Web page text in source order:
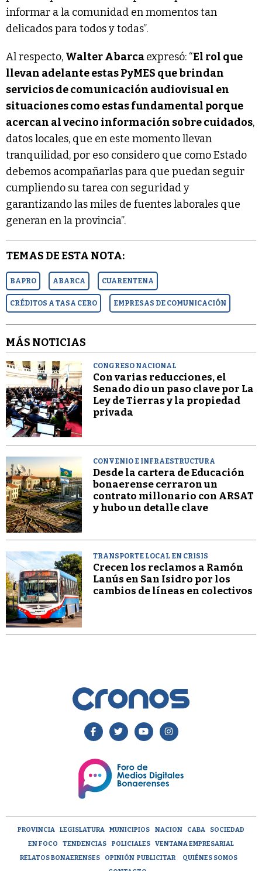
informar a la comunidad en momentos tan
delicados para todos y todas”.
Al respecto, Walter Abarcaexpresó: “El rol que
llevan adelante estas PyMES que brindan
servicios de comunicación audiovisual en
situaciones como estas fundamental porque
acercan al vecino información sobre cuidados,
datos locales, que en este momento llevan
tranquilidad, por eso considero que como Estado
debemos acompañarlas para que puedan seguir
cumpliendo su tarea con seguridad y
garantizando las miles de fuentes laborales que
generan en la provincia”.
TEMAS DE ESTA NOTA:
BAPRO ABARCA CUARENTENA
CRÉDITOS A TASA CERO EMPRESAS DE COMUNICACIÓN
MÁS NOTICIAS
CONGRESO NACIONAL
Con varias reducciones, el
Senado dio un paso clave por La
Ley de Tierras y la propiedad
privada
CONVENIO E INFRAESTRUCTURA
Desde la cartera de Educación
bonaerense cerraron un
contrato millonario con ARSAT
y hubo un detalle clave
TRANSPORTE LOCAL EN CRISIS
Crecen los reclamos a Ramón
Lanús en San Isidro por los
cambios de líneas en colectivos
PROVINCIA LEGISLATURA MUNICIPIOS NACION CABA
SOCIEDAD
EN FOCO
TENDENCIAS POLICIALES
VENTANA EMPRESARIAL
RELATOS BONAERENSES
OPINIÓN PUBLICITAR
QUIÉNES SOMOS